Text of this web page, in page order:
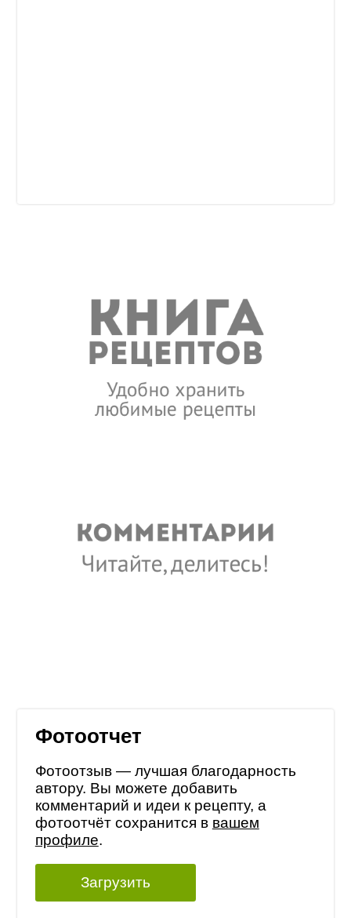
Фотоотчет
Фотоотзыв — лучшая благодарность
автору. Вы можете добавить
комментарий и идеи к рецепту, а
фотоотчёт сохранится в вашем
профиле.
Загрузить